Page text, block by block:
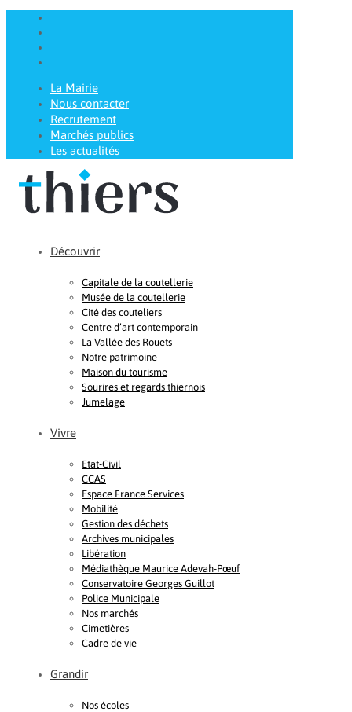
La Mairie
Nous contacter
Recrutement
Marchés publics
Les actualités
Découvrir
Capitale de la coutellerie
Musée de la coutellerie
Cité des couteliers
Centre d’art contemporain
La Vallée des Rouets
Notre patrimoine
Maison du tourisme
Sourires et regards thiernois
Jumelage
Vivre
Etat-Civil
CCAS
Espace France Services
Mobilité
Gestion des déchets
Archives municipales
Libération
Médiathèque Maurice Adevah-Pœuf
Conservatoire Georges Guillot
Police Municipale
Nos marchés
Cimetières
Cadre de vie
Grandir
Nos écoles